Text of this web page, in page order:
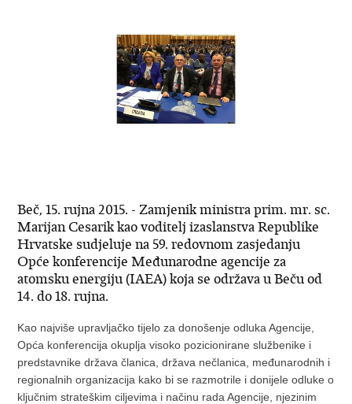
Beč, 15. rujna 2015. - Zamjenik ministra prim. mr. sc.
Marijan Cesarik kao voditelj izaslanstva Republike
Hrvatske sudjeluje na 59. redovnom zasjedanju
Opće konferencije Međunarodne agencije za
atomsku energiju (IAEA) koja se održava u Beču od
14. do 18. rujna.
Kao najviše upravljačko tijelo za donošenje odluka Agencije,
Opća konferencija okuplja visoko pozicionirane službenike i
predstavnike država članica, država nečlanica, međunarodnih i
regionalnih organizacija kako bi se razmotrile i donijele odluke o
ključnim strateškim ciljevima i načinu rada Agencije, njezinim